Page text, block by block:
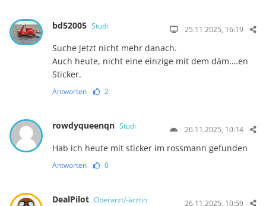
bd52005 Studi 25.11.2025, 16:19
Suche jetzt nicht mehr danach.
Auch heute, nicht eine einzige mit dem däm….en
Sticker.
Antworten 2
rowdyqueenqn Studi 26.11.2025, 10:14
Hab ich heute mit sticker im rossmann gefunden
Antworten 0
DealPilot Oberarzt/-ärztin 26.11.2025, 10:59